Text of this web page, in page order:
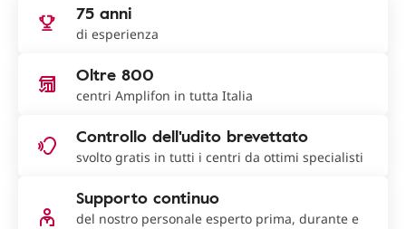
75 anni
di esperienza
Oltre 800
centri Amplifon in tutta Italia
Controllo dell'udito brevettato
svolto gratis in tutti i centri da ottimi specialisti
Supporto continuo
del nostro personale esperto prima, durante e